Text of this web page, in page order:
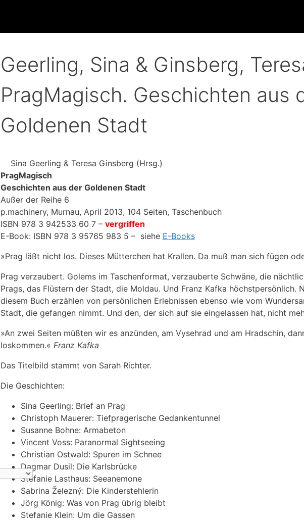
Geerling, Sina & Ginsberg,
PragMagisch. Geschichten aus
Goldenen Stadt
Sina Geerling & Teresa Ginsberg (Hrsg.)
PragMagisch
Geschichten aus der Goldenen Stadt
Außer der Reihe 6
p.machinery, Murnau, April 2013, 104 Seiten, Taschenbuch
ISBN 978 3 942533 60 7 – vergriffen
E-Book: ISBN 978 3 95765 983 5 – siehe E-Books
»Prag läßt nicht los. Dieses Mütterchen hat Krallen. Da muß man sich fügen
Prag verzaubert. Golems im Taschenformat, verzauberte Schwäne, die
Prags, das Flüstern der Stadt, die Moldau. Und Franz Kafka höchstpersönlich.
diesem Buch erzählen von persönlichen Erlebnissen ebenso wie vom
Stadt, die gefangen nimmt. Und den, der sich auf sie eingelassen hat, nicht
»An zwei Seiten müßten wir es anzünden, am Vysehrad und am Hradschin,
loskommen.« Franz Kafka
Das Titelbild stammt von Sarah Richter.
Die Geschichten:
Sina Geerling: Brief an Prag
Christoph Mauerer: Tiefpragerische Gedankentunnel
Susanne Bohne: Armabeton
Vincent Voss: Paranormal Sightseeing
Christian Ostwald: Spuren im Schnee
Dagmar Dusil: Die Karlsbrücke
Stefanie Lasthaus: Seeanemone
Sabrina Železný: Die Kinderstehlerin
Jörg König: Was von Prag übrig bleibt
Stefanie Klein: Um die Gassen